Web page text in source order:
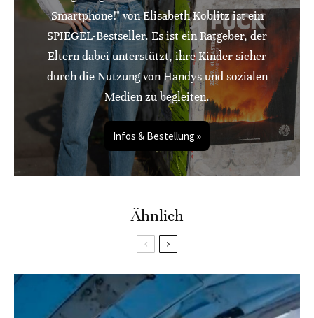
Smartphone!" von Elisabeth Koblitz ist ein
SPIEGEL-Bestseller. Es ist ein Ratgeber, der
Eltern dabei unterstützt, ihre Kinder sicher
durch die Nutzung von Handys und sozialen
Medien zu begleiten.
Infos & Bestellung »
Ähnlich